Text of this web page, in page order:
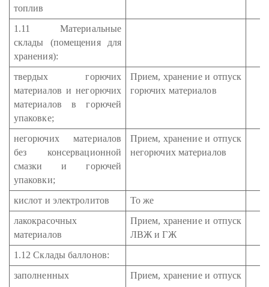
топлив
1.11 Материальные
склады (помещения для
хранения):
твердых горючих
материалов и негорючих
материалов в горючей
упаковке;
Прием, хранение и отпуск
горючих материалов
негорючих материалов
без консервационной
смазки и горючей
упаковки;
Прием, хранение и отпуск
негорючих материалов
кислот и электролитов
То же
лакокрасочных
материалов
Прием, хранение и отпуск
ЛВЖ и ГЖ
1.12 Склады баллонов:
заполненных
Прием, хранение и отпуск